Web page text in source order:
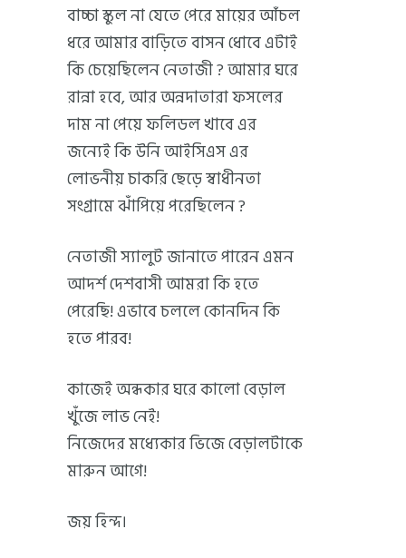
বাচ্চা স্কুল না যেতে পেরে মায়ের আঁচল
ধরে আমার বাড়িতে বাসন ধোবে এটাই
কি চেয়েছিলেন নেতাজী ? আমার ঘরে
রান্না হবে, আর অন্নদাতারা ফসলের
দাম না পেয়ে ফলিডল খাবে এর
জন্যেই কি উনি আইসিএস এর
লোভনীয় চাকরি ছেড়ে স্বাধীনতা
সংগ্রামে ঝাঁপিয়ে পরেছিলেন ?
নেতাজী স্যালুট জানাতে পারেন এমন
আদর্শ দেশবাসী আমরা কি হতে
পেরেছি! এভাবে চললে কোনদিন কি
হতে পারব!
কাজেই অন্ধকার ঘরে কালো বেড়াল
খুঁজে লাভ নেই!
নিজেদের মধ্যেকার ভিজে বেড়ালটাকে
মারুন আগে!
জয় হিন্দ।